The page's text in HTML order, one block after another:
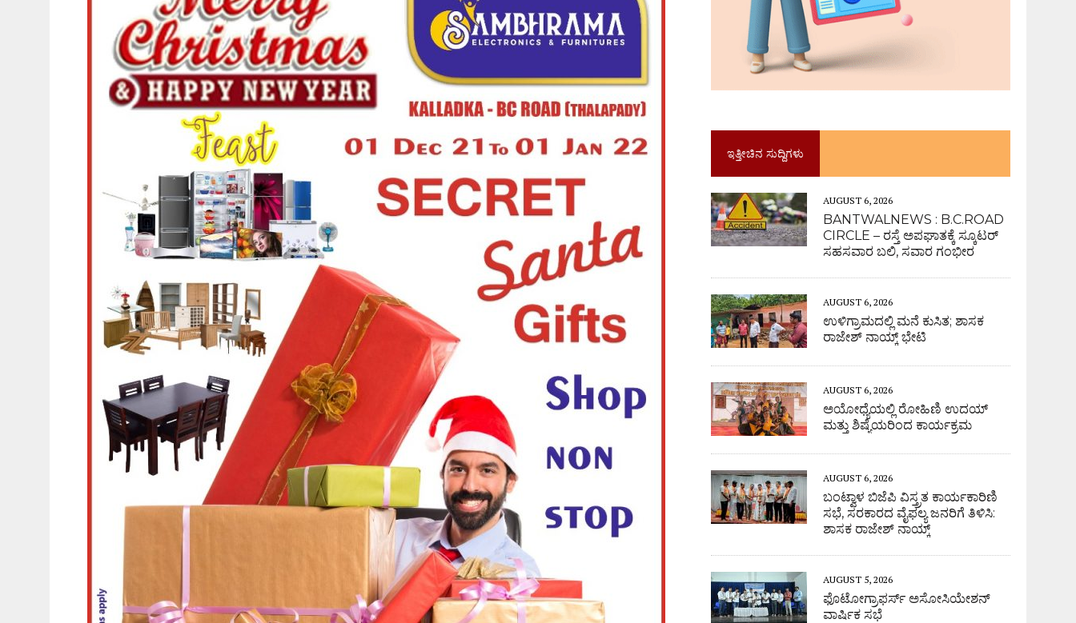
ಇತ್ತೀಚಿನ ಸುದ್ದಿಗಳು
AUGUST 6, 2026
BANTWALNEWS : B.C.ROAD
CIRCLE – ರಸ್ತೆ ಅಪಘಾತಕ್ಕೆ ಸ್ಕೂಟರ್
ಸಹಸವಾರ ಬಲಿ, ಸವಾರ ಗಂಭೀರ
AUGUST 6, 2026
ಉಳಿಗ್ರಾಮದಲ್ಲಿ ಮನೆ ಕುಸಿತ; ಶಾಸಕ
ರಾಜೇಶ್ ನಾಯ್ಕ್ ಭೇಟಿ
AUGUST 6, 2026
ಅಯೋಧ್ಯೆಯಲ್ಲಿ ರೋಹಿಣಿ ಉದಯ್
ಮತ್ತು ಶಿಷ್ಯೆಯರಿಂದ ಕಾರ್ಯಕ್ರಮ
AUGUST 6, 2026
ಬಂಟ್ವಾಳ ಬಿಜೆಪಿ ವಿಸ್ತ್ರತ ಕಾರ್ಯಕಾರಿಣಿ
ಸಭೆ, ಸರಕಾರದ ವೈಫಲ್ಯ ಜನರಿಗೆ ತಿಳಿಸಿ:
ಶಾಸಕ ರಾಜೇಶ್ ನಾಯ್ಕ್
AUGUST 5, 2026
ಫೊಟೋಗ್ರಾಫರ್ಸ್ ಅಸೋಸಿಯೇಶನ್
ವಾರ್ಷಿಕ ಸಭೆ